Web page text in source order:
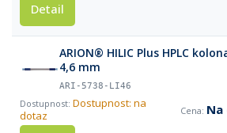
Detail
ARION® HILIC Plus HPLC
4,6 mm
ARI-5738-LI46
Dostupnost: na
dotaz